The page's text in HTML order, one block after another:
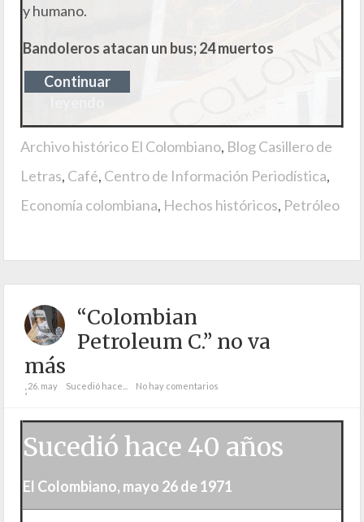
y humano.
Bandoleros atacan un bus; 24 muertos
Continuar
Archivo histórico El Colombiano, Blog Casillero de
Letras, Café, Centro de Información Periodística,
Economía colombiana, Hechos históricos, Petróleo
“Colombian
Petroleum C.” no va
más
;26. may Sucedió hace... No hay comentarios
Sucedió hace 40 años
El Colombiano, mayo 26 de 1971